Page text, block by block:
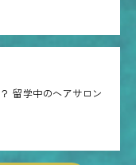
留学中のヘアサロン